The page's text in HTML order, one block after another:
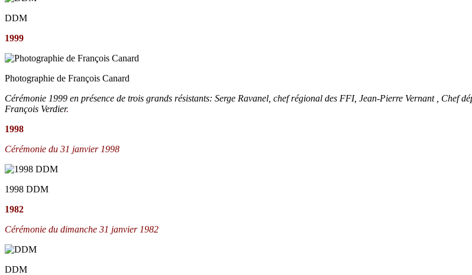
DDM
1999
Photographie de François Canard
Cérémonie 1999 en présence de trois grands résistants: Serge Ravanel, chef régional des FFI, Jean-Pierre Vernant , Chef
François Verdier.
1998
Cérémonie du 31 janvier 1998
1998 DDM
1982
Cérémonie du dimanche 31 janvier 1982
DDM